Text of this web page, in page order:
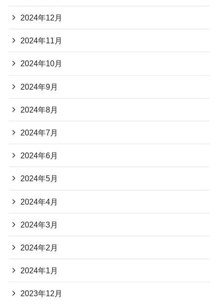
2024年12月
2024年11月
2024年10月
2024年9月
2024年8月
2024年7月
2024年6月
2024年5月
2024年4月
2024年3月
2024年2月
2024年1月
2023年12月